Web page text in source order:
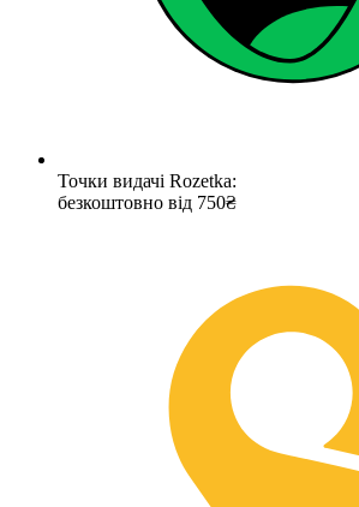
Точки видачі Rozetka:
безкоштовно від 750₴